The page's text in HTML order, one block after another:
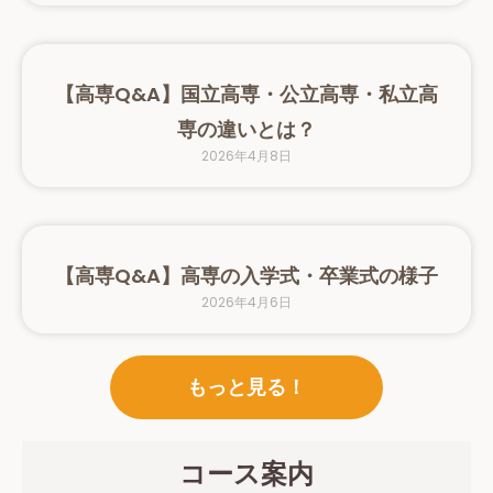
【高専Q&A】国立高専・公立高専・私立高
専の違いとは？
2026年4月8日
【高専Q&A】高専の入学式・卒業式の様子
2026年4月6日
もっと見る！
コース案内